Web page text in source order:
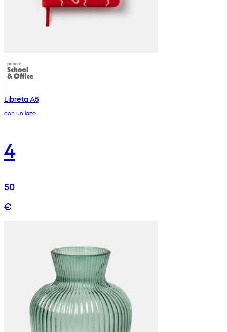
Libreta A5
con un lazo
4
50
€